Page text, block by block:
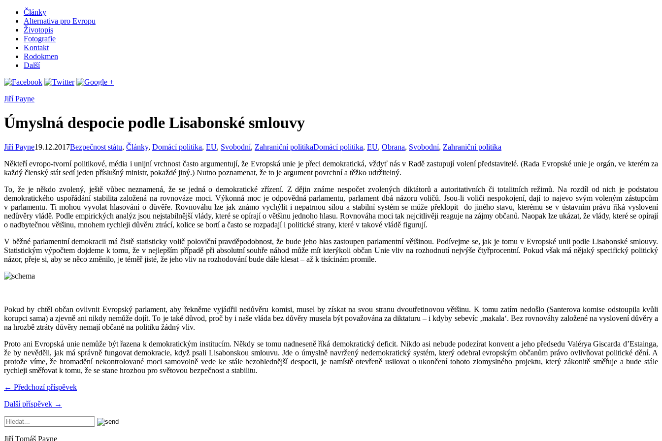
Články
Alternativa pro Evropu
Životopis
Fotografie
Kontakt
Rodokmen
Další
Jiří Payne
Úmyslná despocie podle Lisabonské smlouvy
Jiří Payne19.12.2017Bezpečnost státu, Články, Domácí politika, EU, Svobodní, Zahraniční politikaDomácí politika, EU, Obrana, Svobodní, Zahraniční politika
Někteří evropo-tvorní politikové, média i unijní vrchnost často argumentují, že Evropská unie je přeci demokratická, vždyť nás v Radě zastupují volení představitelé. (Rada Evropské unie je orgán, ve kterém za
každý členský stát sedí jeden příslušný ministr, pokaždé jiný.) Nutno poznamenat, že to je argument povrchní a těžko udržitelný.
To, že je někdo zvolený, ještě vůbec neznamená, že se jedná o demokratické zřízení. Z dějin známe nespočet zvolených diktátorů a autoritativních či totalitních režimů. Na rozdíl od nich je podstatou
demokratického uspořádání stabilita založená na rovnováze moci. Výkonná moc je odpovědná parlamentu, parlament dbá názoru voličů. Jsou-li voliči nespokojení, dají to najevo svým voleným zástupcům
v parlamentu. Ti mohou vyvolat hlasování o důvěře. Rovnováhu lze jak známo vychýlit i nepatrnou silou a stabilní systém se může překlopit do jiného stavu, kterému se v ústavním právu říká vyslovení
nedůvěry vládě. Podle empirických analýz jsou nejstabilnější vlády, které se opírají o většinu jednoho hlasu. Rovnováha moci tak nejcitlivěji reaguje na zájmy občanů. Naopak lze ukázat, že vlády, které se opírají
o nadbytečnou většinu, mnohem rychleji důvěru ztrácí, kolice se bortí a často se rozpadají i politické strany, které v takové vládě figurují.
V běžné parlamentní demokracii má čistě statisticky volič poloviční pravděpodobnost, že bude jeho hlas zastoupen parlamentní většinou. Podívejme se, jak je tomu v Evropské unii podle Lisabonské smlouvy.
Statistickým výpočtem dojdeme k tomu, že v nejlepším případě při absolutní souhře náhod může mít kterýkoli občan Unie vliv na rozhodnutí nejvýše čtyřprocentní. Pokud však má nějaký specifický politický
názor, přeje si, aby se něco změnilo, je téměř jisté, že jeho vliv na rozhodování bude dále klesat – až k tisícinám promile.
Pokud by chtěl občan ovlivnit Evropský parlament, aby řekněme vyjádřil nedůvěru komisi, musel by získat na svou stranu dvoutřetinovou většinu. K tomu zatím nedošlo (Santerova komise odstoupila kvůli
korupci sama) a zjevně ani nikdy nemůže dojít. To je také důvod, proč by i naše vláda bez důvěry musela být považována za diktaturu – i kdyby sebevíc ‚makala‘. Bez rovnováhy založené na vyslovení důvěry a
na hrozbě ztráty důvěry nemají občané na politiku žádný vliv.
Proto ani Evropská unie nemůže být řazena k demokratickým institucím. Někdy se tomu nadneseně říká demokratický deficit. Nikdo asi nebude podezírat konvent a jeho předsedu Valérya Giscarda d’Estainga,
že by nevěděli, jak má správně fungovat demokracie, když psali Lisabonskou smlouvu. Jde o úmyslně navržený nedemokratický systém, který odebral evropským občanům právo ovlivňovat politické dění. A
protože víme, že hromadění nekontrolované moci samovolně vede ke stále bezohlednější despocii, je namístě otevřeně usilovat o ukončení tohoto zlomyslného projektu, který zákonitě směřuje a bude stále
rychleji směřovat k tomu, že se stane hrozbou pro světovou bezpečnost a stabilitu.
← Předchozí příspěvek
Další příspěvek →
Jiří Tomáš Payne